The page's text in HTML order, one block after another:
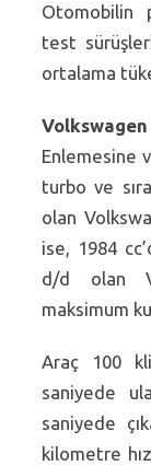
Otomobilin
test
ortalama
Enlemesine
turbo ve
olan
ise, 1984
d/d olan
maksimum
Araç 100
saniyede
saniyede
kilometre